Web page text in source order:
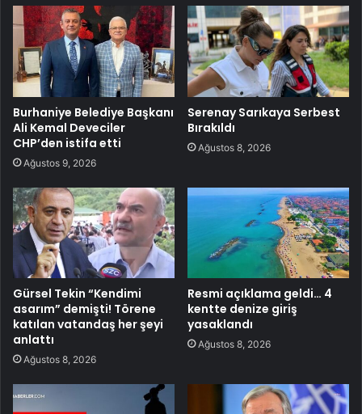
Burhaniye Belediye Başkanı
Ali Kemal Deveciler
CHP’den istifa etti
Ağustos 9, 2026
Serenay Sarıkaya Serbest
Bırakıldı
Ağustos 8, 2026
Gürsel Tekin “Kendimi
asarım” demişti! Törene
katılan vatandaş her şeyi
anlattı
Ağustos 8, 2026
Resmi açıklama geldi… 4
kentte denize giriş
yasaklandı
Ağustos 8, 2026